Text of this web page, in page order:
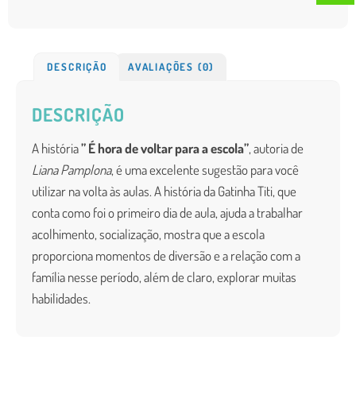
DESCRIÇÃO AVALIAÇÕES (0)
DESCRIÇÃO
A história” É hora de voltar para a escola”, autoria de
Liana Pamplona, é uma excelente sugestão para você
utilizar na volta às aulas. A história da Gatinha Titi, que
conta como foi o primeiro dia de aula, ajuda a trabalhar
acolhimento, socialização, mostra que a escola
proporciona momentos de diversão e a relação com a
família nesse período, além de claro, explorar muitas
habilidades.